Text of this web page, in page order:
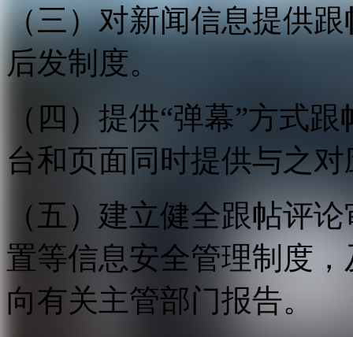
（三）对新闻信息提供
后发制度。
（四）提供“弹幕”方式
台和页面同时提供与之
（五）建立健全跟帖评
置等信息安全管理制度
向有关主管部门报告。